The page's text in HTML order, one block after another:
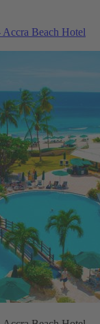
Beach Hotel